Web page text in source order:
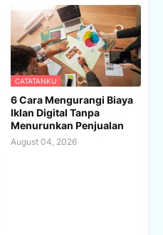
CATATANKU
6 Cara Mengurangi Biaya
Iklan Digital Tanpa
Menurunkan Penjualan
August 04, 2026